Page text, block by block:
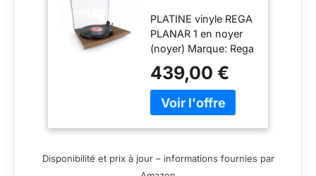
PLATINE vinyle REGA
PLANAR 1 en noyer
(noyer) Marque: Rega
439,00 €
Disponibilité et prix à jour – informations fournies par